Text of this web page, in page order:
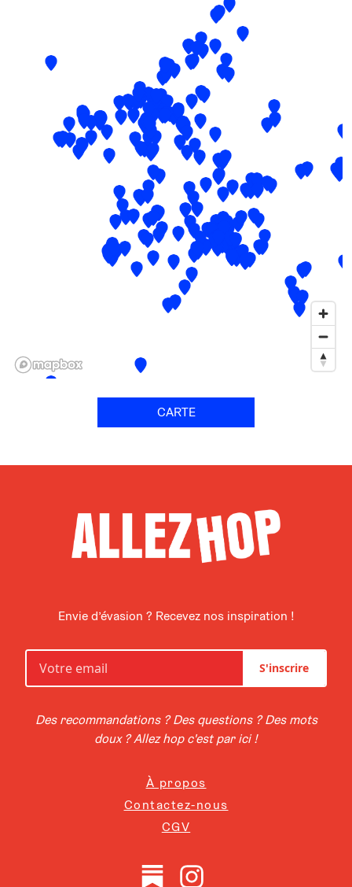
CARTE
Envie d’évasion ? Recevez nos inspiration !
S'inscrire
Des recommandations ? Des questions ? Des mots
doux ? Allez hop c'est par ici !
À propos
Contactez-nous
CGV